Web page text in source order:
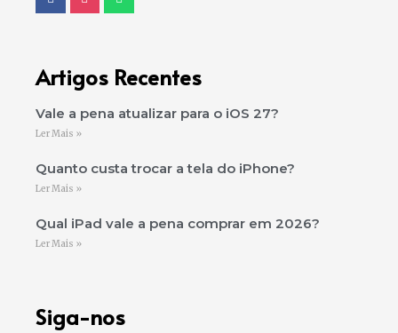
Artigos Recentes
Vale a pena atualizar para o iOS 27?
Ler Mais »
Quanto custa trocar a tela do iPhone?
Ler Mais »
Qual iPad vale a pena comprar em 2026?
Ler Mais »
Siga-nos